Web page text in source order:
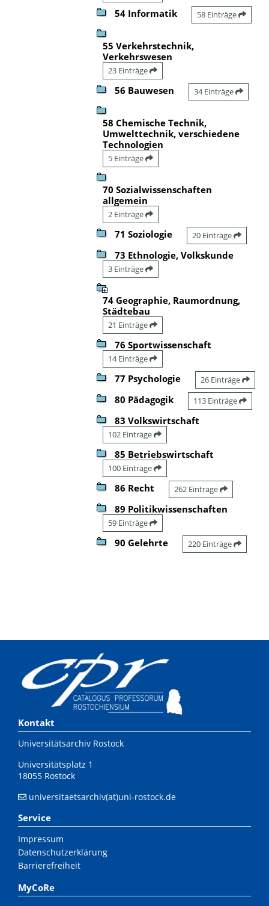
54 Informatik 58 Einträge
55 Verkehrstechnik,
Verkehrswesen
23 Einträge
56 Bauwesen 34 Einträge
58 Chemische Technik,
Umwelttechnik, verschiedene
Technologien
5 Einträge
70 Sozialwissenschaften
allgemein
2 Einträge
71 Soziologie 20 Einträge
73 Ethnologie, Volkskunde
3 Einträge
74 Geographie, Raumordnung,
Städtebau
21 Einträge
76 Sportwissenschaft
14 Einträge
77 Psychologie 26 Einträge
80 Pädagogik 113 Einträge
83 Volkswirtschaft
102 Einträge
85 Betriebswirtschaft
100 Einträge
86 Recht 262 Einträge
89 Politikwissenschaften
59 Einträge
90 Gelehrte 220 Einträge
Kontakt
Universitätsarchiv Rostock
Universitätsplatz 1
18055 Rostock
universitaetsarchiv(at)uni-rostock.de
Service
Impressum
Datenschutzerklärung
Barrierefreiheit
MyCoRe